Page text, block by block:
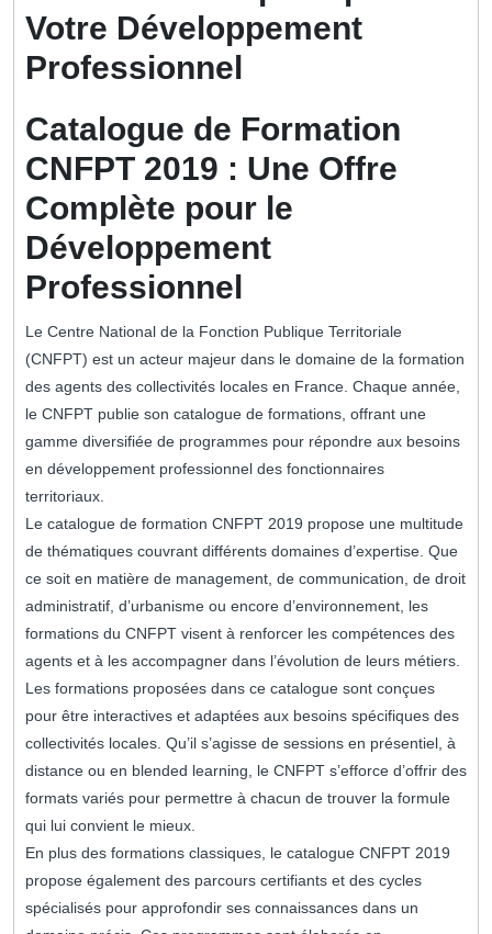
Votre Développement
Professionnel
Catalogue de Formation
CNFPT 2019 : Une Offre
Complète pour le
Développement
Professionnel
Le Centre National de la Fonction Publique Territoriale
(CNFPT) est un acteur majeur dans le domaine de la formation
des agents des collectivités locales en France. Chaque année,
le CNFPT publie son catalogue de formations, offrant une
gamme diversifiée de programmes pour répondre aux besoins
en développement professionnel des fonctionnaires
territoriaux.
Le catalogue de formation CNFPT 2019 propose une multitude
de thématiques couvrant différents domaines d’expertise. Que
ce soit en matière de management, de communication, de droit
administratif, d’urbanisme ou encore d’environnement, les
formations du CNFPT visent à renforcer les compétences des
agents et à les accompagner dans l’évolution de leurs métiers.
Les formations proposées dans ce catalogue sont conçues
pour être interactives et adaptées aux besoins spécifiques des
collectivités locales. Qu’il s’agisse de sessions en présentiel, à
distance ou en blended learning, le CNFPT s’efforce d’offrir des
formats variés pour permettre à chacun de trouver la formule
qui lui convient le mieux.
En plus des formations classiques, le catalogue CNFPT 2019
propose également des parcours certifiants et des cycles
spécialisés pour approfondir ses connaissances dans un